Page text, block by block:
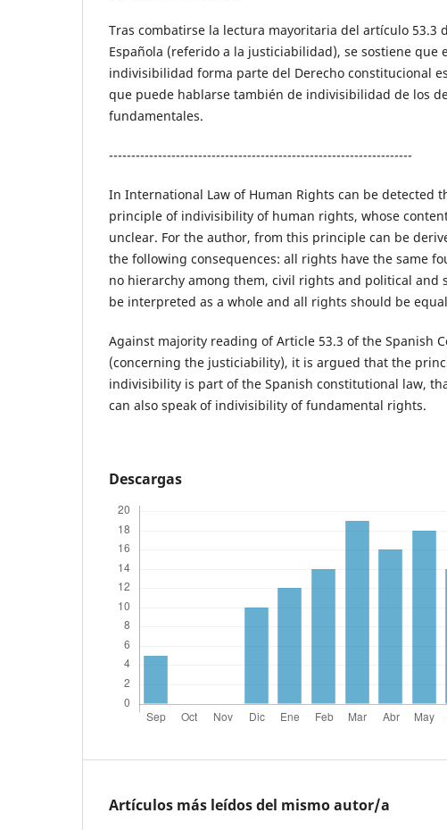
Tras combatirse la lectura mayoritaria del artículo 53.3
Española (referido a la justiciabilidad), se sostiene que
indivisibilidad forma parte del Derecho constitucional
que puede hablarse también de indivisibilidad de los
fundamentales.
--------------------------------------------------------------------
In International Law of Human Rights can be detected
principle of indivisibility of human rights, whose
unclear. For the author, from this principle can be
the following consequences: all rights have the same
no hierarchy among them, civil rights and political and
be interpreted as a whole and all rights should be
Against majority reading of Article 53.3 of the Spanish
(concerning the justiciability), it is argued that the
indivisibility is part of the Spanish constitutional law,
can also speak of indivisibility of fundamental rights.
Descargas
Artículos más leídos del mismo autor/a